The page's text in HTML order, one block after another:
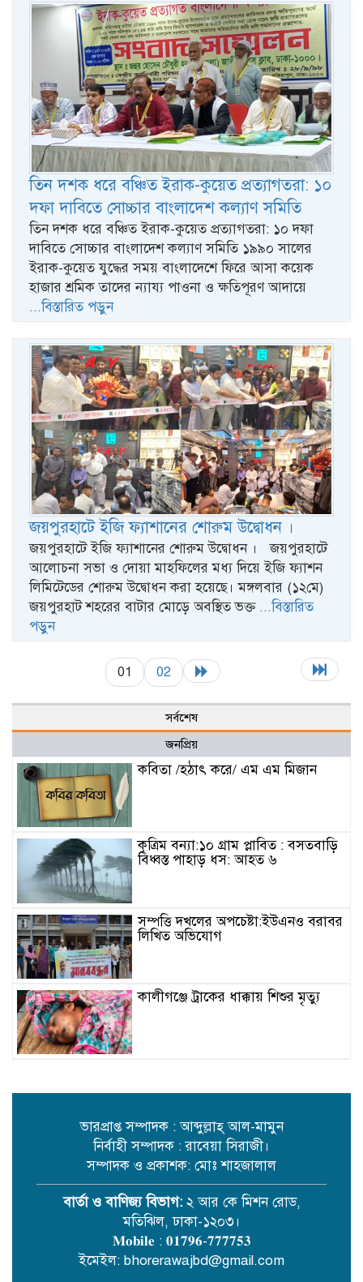
তিন দশক ধরে বঞ্চিত ইরাক-কুয়েত প্রত্যাগতরা: ১০
দফা দাবিতে সোচ্চার বাংলাদেশ কল্যাণ সমিতি
তিন দশক ধরে বঞ্চিত ইরাক-কুয়েত প্রত্যাগতরা: ১০ দফা
দাবিতে সোচ্চার বাংলাদেশ কল্যাণ সমিতি ​১৯৯০ সালের
ইরাক-কুয়েত যুদ্ধের সময় বাংলাদেশে ফিরে আসা কয়েক
হাজার শ্রমিক তাদের ন্যায্য পাওনা ও ক্ষতিপূরণ আদায়ে
...বিস্তারিত পড়ুন
জয়পুরহাটে ইজি ফ্যাশানের শোরুম উদ্বোধন ।
জয়পুরহাটে ইজি ফ্যাশানের শোরুম উদ্বোধন । জয়পুরহাটে
আলোচনা সভা ও দোয়া মাহফিলের মধ্য দিয়ে ইজি ফ্যাশন
লিমিটেডের শোরুম উদ্বোধন করা হয়েছে। মঙ্গলবার (১২মে)
জয়পুরহাট শহরের বাটার মোড়ে অবস্থিত ভক্ত ...বিস্তারিত
পড়ুন
01 02
সর্বশেষ
জনপ্রিয়
কবিতা /হঠাৎ করে/ এম এম মিজান
কৃত্রিম বন্যা:১০ গ্রাম প্লাবিত : বসতবাড়ি
বিধ্বস্ত পাহাড় ধস: আহত ৬
সম্পত্তি দখলের অপচেষ্টা:ইউএনও বরাবর
লিখিত অভিযোগ
কালীগঞ্জে ট্রাকের ধাক্কায় শিশুর মৃত্যু
মেঘনায় বিশ্ব মাতৃদুগ্ধ সপ্তাহ-২০২৬
উপলক্ষে সচেতনতামূলক কর্মসূচি অনুষ্ঠিত
আইএবিডির সঙ্গে ভারতীয় হাই
কমিশনারের মতবিনিময়
ভারপ্রাপ্ত সম্পাদক : আব্দুল্লাহ্ আল-মামুন
নির্বাহী সম্পাদক : রাবেয়া সিরাজী।
সম্পাদক ও প্রকাশক: মোঃ শাহজালাল
বার্তা ও বাণিজ্য বিভাগ: ২ আর কে মিশন রোড,
মতিঝিল, ঢাকা-১২০৩।
𝐌𝐨𝐛𝐢𝐥𝐞 : 𝟎𝟏𝟕𝟗𝟔-𝟕𝟕𝟕𝟕𝟓𝟑
ইমেইল: bhorerawajbd@gmail.com